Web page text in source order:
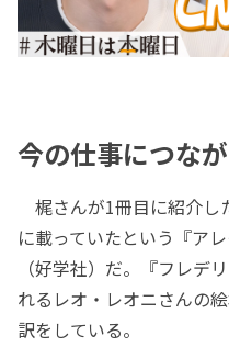
今の仕事につな
梶さんが1冊目に紹介し
に載っていたという『ア
（好学社）だ。『フレデ
れるレオ・レオニさんの
訳をしている。